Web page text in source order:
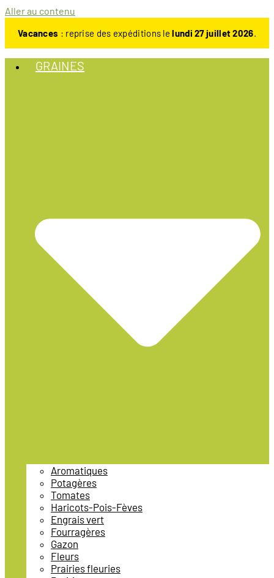
Aller au contenu
Vacances : reprise des expéditions lelundi 27 juillet 2026.
GRAINES
Aromatiques
Potagères
Tomates
Haricots-Pois-Fèves
Engrais vert
Fourragères
Gazon
Fleurs
Prairies fleuries